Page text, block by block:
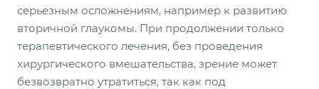
серьезным осложнениям, например к развитию
вторичной глаукомы. При продолжении только
терапевтического лечения, без проведения
хирургического вмешательства, зрение может
безвозвратно утратиться, так как под